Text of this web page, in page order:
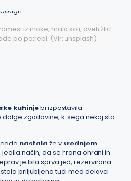
iz moke, malo soli, dveh žlic
po potrebi. (Vir: unsplash)
kuhinjebi izpostavila
zgodovine, ki sega nekaj sto
nastala že v srednjem
jedila način, da se hrana ohrani in
je bila sprva jed, rezervirana
priljubljena tudi med delavci